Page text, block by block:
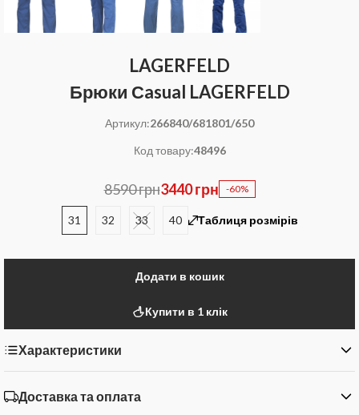
LAGERFELD
Брюки Сasual LAGERFELD
Артикул:266840/681801/650
Код товару:48496
8590 грн3440 грн -60%
31 32 33 40 Таблиця розмірів
Додати в кошик
Купити в 1 клік
Характеристики
Доставка та оплата